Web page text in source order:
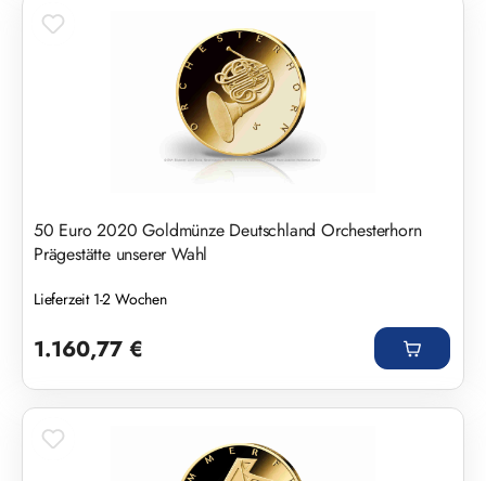
50 Euro 2020 Goldmünze Deutschland Orchesterhorn
Prägestätte unserer Wahl
Lieferzeit 1-2 Wochen
1.160,77 €